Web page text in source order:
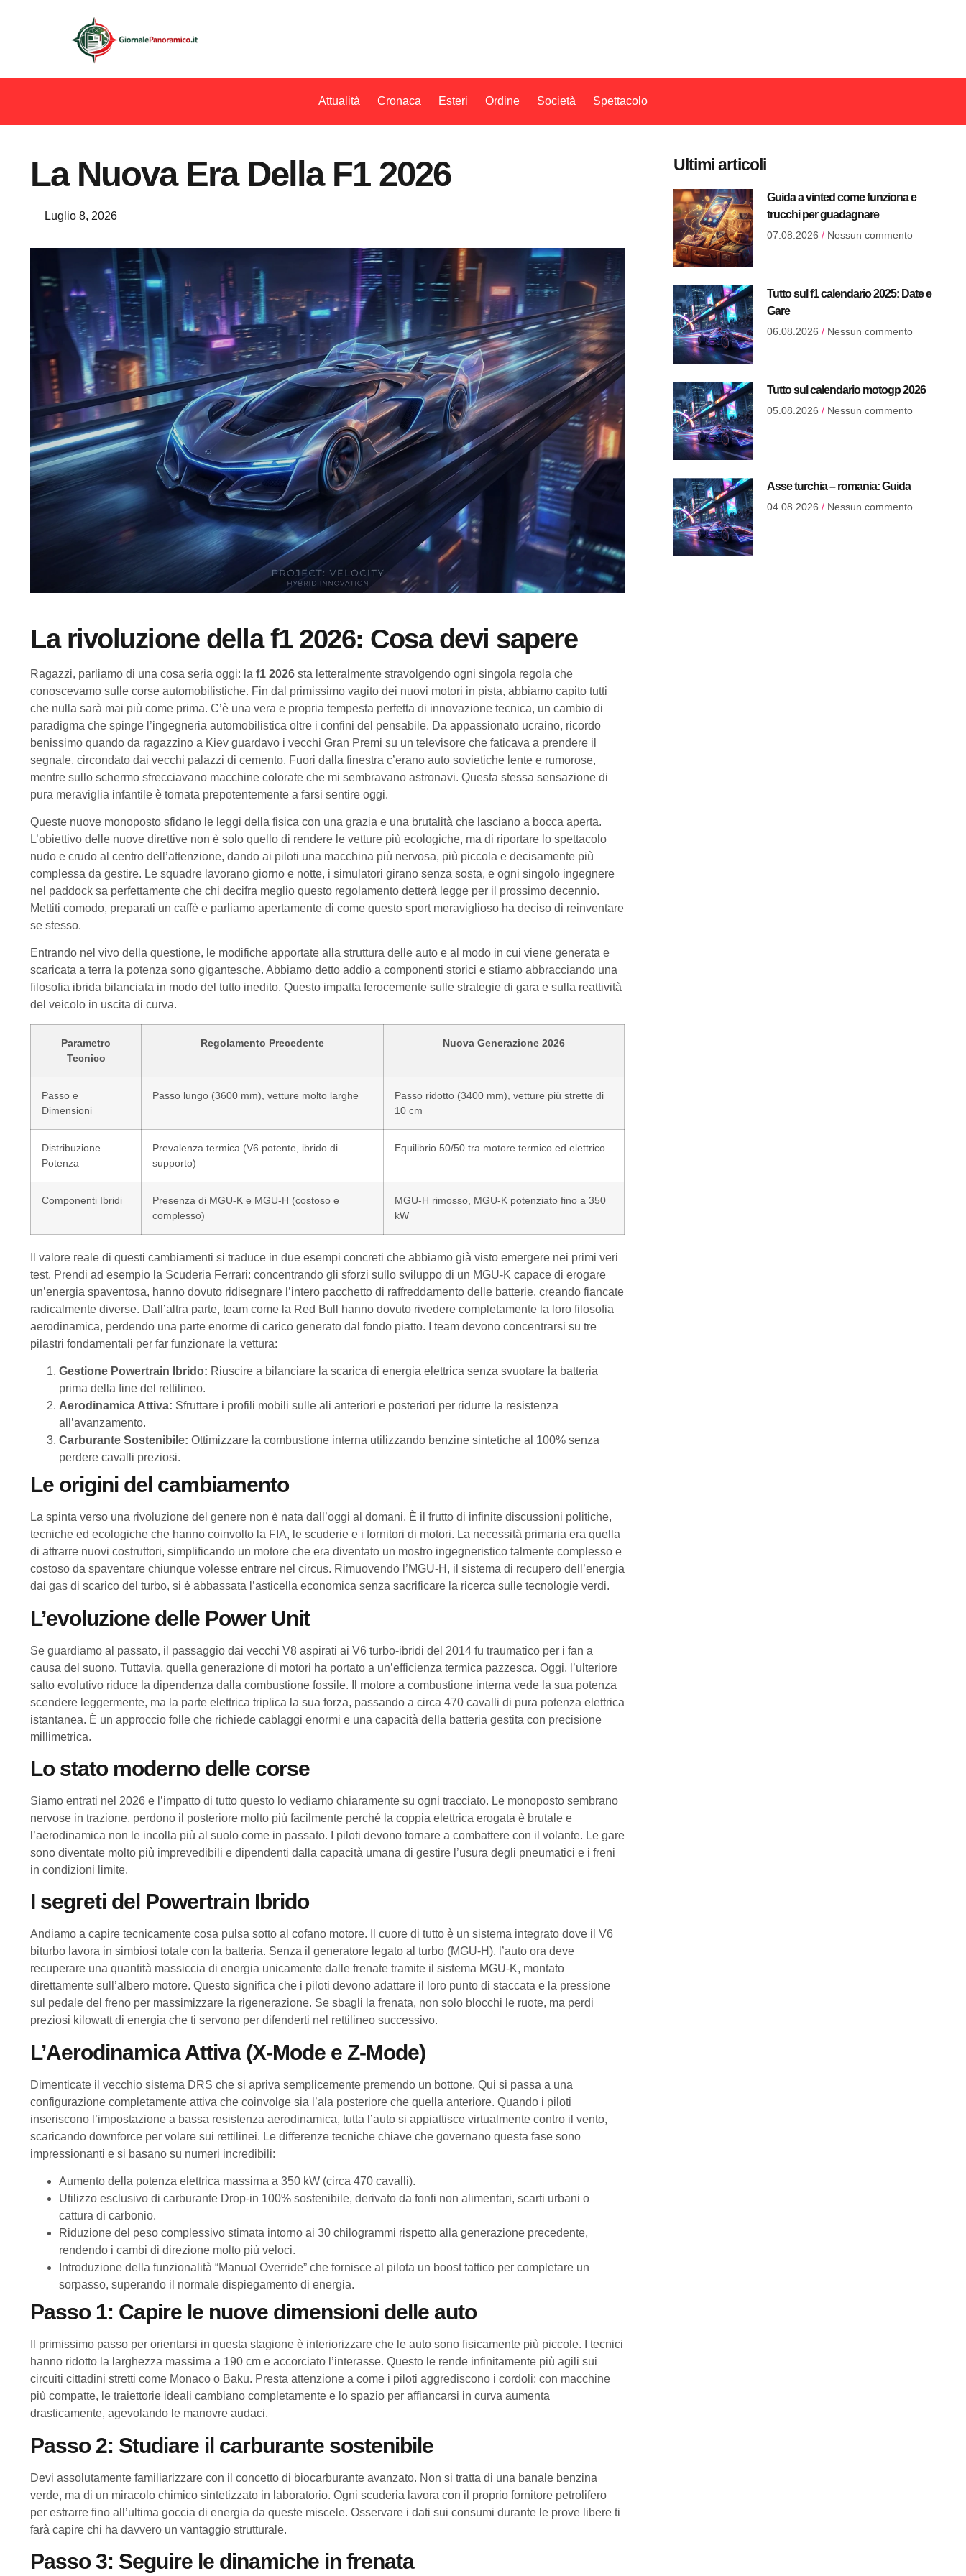
Attualità Cronaca Esteri Ordine Società Spettacolo
La Nuova Era Della F1 2026
Luglio 8, 2026
La rivoluzione della f1 2026: Cosa devi sapere
Ragazzi, parliamo di una cosa seria oggi: la f1 2026 sta letteralmente stravolgendo ogni singola regola che
conoscevamo sulle corse automobilistiche. Fin dal primissimo vagito dei nuovi motori in pista, abbiamo capito tutti
che nulla sarà mai più come prima. C’è una vera e propria tempesta perfetta di innovazione tecnica, un cambio di
paradigma che spinge l’ingegneria automobilistica oltre i confini del pensabile. Da appassionato ucraino, ricordo
benissimo quando da ragazzino a Kiev guardavo i vecchi Gran Premi su un televisore che faticava a prendere il
segnale, circondato dai vecchi palazzi di cemento. Fuori dalla finestra c’erano auto sovietiche lente e rumorose,
mentre sullo schermo sfrecciavano macchine colorate che mi sembravano astronavi. Questa stessa sensazione di
pura meraviglia infantile è tornata prepotentemente a farsi sentire oggi.
Queste nuove monoposto sfidano le leggi della fisica con una grazia e una brutalità che lasciano a bocca aperta.
L’obiettivo delle nuove direttive non è solo quello di rendere le vetture più ecologiche, ma di riportare lo spettacolo
nudo e crudo al centro dell’attenzione, dando ai piloti una macchina più nervosa, più piccola e decisamente più
complessa da gestire. Le squadre lavorano giorno e notte, i simulatori girano senza sosta, e ogni singolo ingegnere
nel paddock sa perfettamente che chi decifra meglio questo regolamento detterà legge per il prossimo decennio.
Mettiti comodo, preparati un caffè e parliamo apertamente di come questo sport meraviglioso ha deciso di reinventare
se stesso.
Entrando nel vivo della questione, le modifiche apportate alla struttura delle auto e al modo in cui viene generata e
scaricata a terra la potenza sono gigantesche. Abbiamo detto addio a componenti storici e stiamo abbracciando una
filosofia ibrida bilanciata in modo del tutto inedito. Questo impatta ferocemente sulle strategie di gara e sulla reattività
del veicolo in uscita di curva.
Parametro
Tecnico
Regolamento Precedente Nuova Generazione 2026
Passo e
Dimensioni
Passo lungo (3600 mm), vetture molto larghe
Passo ridotto (3400 mm), vetture più strette di
10 cm
Distribuzione
Potenza
Prevalenza termica (V6 potente, ibrido di
supporto)
Equilibrio 50/50 tra motore termico ed elettrico
Componenti Ibridi
Presenza di MGU-K e MGU-H (costoso e
complesso)
MGU-H rimosso, MGU-K potenziato fino a 350
kW
Il valore reale di questi cambiamenti si traduce in due esempi concreti che abbiamo già visto emergere nei primi veri
test. Prendi ad esempio la Scuderia Ferrari: concentrando gli sforzi sullo sviluppo di un MGU-K capace di erogare
un’energia spaventosa, hanno dovuto ridisegnare l’intero pacchetto di raffreddamento delle batterie, creando fiancate
radicalmente diverse. Dall’altra parte, team come la Red Bull hanno dovuto rivedere completamente la loro filosofia
aerodinamica, perdendo una parte enorme di carico generato dal fondo piatto. I team devono concentrarsi su tre
pilastri fondamentali per far funzionare la vettura:
Gestione Powertrain Ibrido: Riuscire a bilanciare la scarica di energia elettrica senza svuotare la batteria
prima della fine del rettilineo.
Aerodinamica Attiva: Sfruttare i profili mobili sulle ali anteriori e posteriori per ridurre la resistenza
all’avanzamento.
Carburante Sostenibile: Ottimizzare la combustione interna utilizzando benzine sintetiche al 100% senza
perdere cavalli preziosi.
Le origini del cambiamento
La spinta verso una rivoluzione del genere non è nata dall’oggi al domani. È il frutto di infinite discussioni politiche,
tecniche ed ecologiche che hanno coinvolto la FIA, le scuderie e i fornitori di motori. La necessità primaria era quella
di attrarre nuovi costruttori, simplificando un motore che era diventato un mostro ingegneristico talmente complesso e
costoso da spaventare chiunque volesse entrare nel circus. Rimuovendo l’MGU-H, il sistema di recupero dell’energia
dai gas di scarico del turbo, si è abbassata l’asticella economica senza sacrificare la ricerca sulle tecnologie verdi.
L’evoluzione delle Power Unit
Se guardiamo al passato, il passaggio dai vecchi V8 aspirati ai V6 turbo-ibridi del 2014 fu traumatico per i fan a
causa del suono. Tuttavia, quella generazione di motori ha portato a un’efficienza termica pazzesca. Oggi, l’ulteriore
salto evolutivo riduce la dipendenza dalla combustione fossile. Il motore a combustione interna vede la sua potenza
scendere leggermente, ma la parte elettrica triplica la sua forza, passando a circa 470 cavalli di pura potenza elettrica
istantanea. È un approccio folle che richiede cablaggi enormi e una capacità della batteria gestita con precisione
millimetrica.
Lo stato moderno delle corse
Siamo entrati nel 2026 e l’impatto di tutto questo lo vediamo chiaramente su ogni tracciato. Le monoposto sembrano
nervose in trazione, perdono il posteriore molto più facilmente perché la coppia elettrica erogata è brutale e
l’aerodinamica non le incolla più al suolo come in passato. I piloti devono tornare a combattere con il volante. Le gare
sono diventate molto più imprevedibili e dipendenti dalla capacità umana di gestire l’usura degli pneumatici e i freni
in condizioni limite.
I segreti del Powertrain Ibrido
Andiamo a capire tecnicamente cosa pulsa sotto al cofano motore. Il cuore di tutto è un sistema integrato dove il V6
biturbo lavora in simbiosi totale con la batteria. Senza il generatore legato al turbo (MGU-H), l’auto ora deve
recuperare una quantità massiccia di energia unicamente dalle frenate tramite il sistema MGU-K, montato
direttamente sull’albero motore. Questo significa che i piloti devono adattare il loro punto di staccata e la pressione
sul pedale del freno per massimizzare la rigenerazione. Se sbagli la frenata, non solo blocchi le ruote, ma perdi
preziosi kilowatt di energia che ti servono per difenderti nel rettilineo successivo.
L’Aerodinamica Attiva (X-Mode e Z-Mode)
Dimenticate il vecchio sistema DRS che si apriva semplicemente premendo un bottone. Qui si passa a una
configurazione completamente attiva che coinvolge sia l’ala posteriore che quella anteriore. Quando i piloti
inseriscono l’impostazione a bassa resistenza aerodinamica, tutta l’auto si appiattisce virtualmente contro il vento,
scaricando downforce per volare sui rettilinei. Le differenze tecniche chiave che governano questa fase sono
impressionanti e si basano su numeri incredibili:
Aumento della potenza elettrica massima a 350 kW (circa 470 cavalli).
Utilizzo esclusivo di carburante Drop-in 100% sostenibile, derivato da fonti non alimentari, scarti urbani o
cattura di carbonio.
Riduzione del peso complessivo stimata intorno ai 30 chilogrammi rispetto alla generazione precedente,
rendendo i cambi di direzione molto più veloci.
Introduzione della funzionalità “Manual Override” che fornisce al pilota un boost tattico per completare un
sorpasso, superando il normale dispiegamento di energia.
Passo 1: Capire le nuove dimensioni delle auto
Il primissimo passo per orientarsi in questa stagione è interiorizzare che le auto sono fisicamente più piccole. I tecnici
hanno ridotto la larghezza massima a 190 cm e accorciato l’interasse. Questo le rende infinitamente più agili sui
circuiti cittadini stretti come Monaco o Baku. Presta attenzione a come i piloti aggrediscono i cordoli: con macchine
più compatte, le traiettorie ideali cambiano completamente e lo spazio per affiancarsi in curva aumenta
drasticamente, agevolando le manovre audaci.
Passo 2: Studiare il carburante sostenibile
Devi assolutamente familiarizzare con il concetto di biocarburante avanzato. Non si tratta di una banale benzina
verde, ma di un miracolo chimico sintetizzato in laboratorio. Ogni scuderia lavora con il proprio fornitore petrolifero
per estrarre fino all’ultima goccia di energia da queste miscele. Osservare i dati sui consumi durante le prove libere ti
farà capire chi ha davvero un vantaggio strutturale.
Passo 3: Seguire le dinamiche in frenata
Ultimi articoli
Guida a vinted come funziona e
trucchi per guadagnare
07.08.2026 Nessun commento
Tutto sul f1 calendario 2025: Date e
Gare
06.08.2026 Nessun commento
Tutto sul calendario motogp 2026
05.08.2026 Nessun commento
Asse turchia – romania: Guida
04.08.2026 Nessun commento